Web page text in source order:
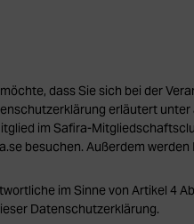
dass Sie sich bei der
erläutert unter
im Safira-
besuchen. Außerdem werden
im Sinne von Artikel 4
Datenschutzerklärung.